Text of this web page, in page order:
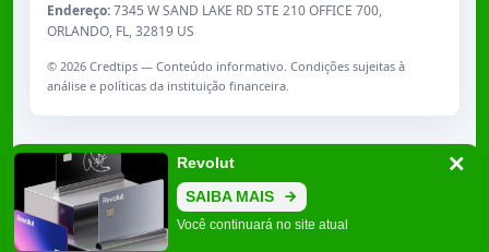
Revolut
SAIBA MAIS
Você continuará no site atual
Endereço:7345 W SAND LAKE RD STE 210 OFFICE 700,
ORLANDO, FL, 32819 US
© 2026 Credtips — Conteúdo informativo. Condições sujeitas à
análise e políticas da instituição financeira.
7345 W SAND LAKE RD STE 210 OFFICE 700, ORLANDO, FL, 32819 US
GRIDE HOLDING, LLC EIN 35-2691778